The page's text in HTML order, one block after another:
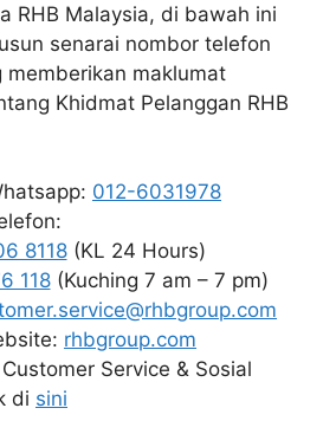
RHB Malaysia, di bawah ini
senarai nombor telefon
memberikan maklumat
Khidmat Pelanggan RHB
012-6031978
8118(KL 24 Hours)
118(Kuching 7 am – 7 pm)
rhbgroup.com
Service & Sosial
di sini